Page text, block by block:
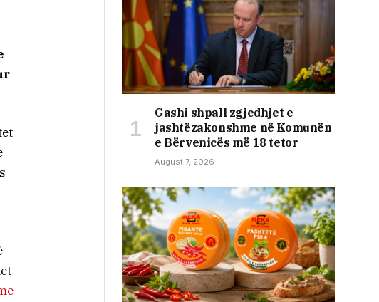
Gashi shpall zgjedhjet e
jashtëzakonshme në Komunën
e Bërvenicës më 18 tetor
August 7, 2026